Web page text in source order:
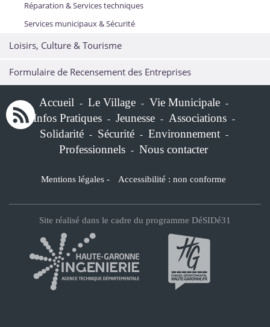
Réparation & Services techniques
Services municipaux & Sécurité
Loisirs, Culture & Tourisme
Formulaire de Recensement des Entreprises
Accueil - Le Village - Vie Municipale -
Infos Pratiques - Jeunesse - Associations -
Solidarité - Sécurité - Environnement -
Professionnels - Nous contacter
Mentions légales - Accessibilité : non conforme
Site réalisé dans le cadre du programme DéSIDé31